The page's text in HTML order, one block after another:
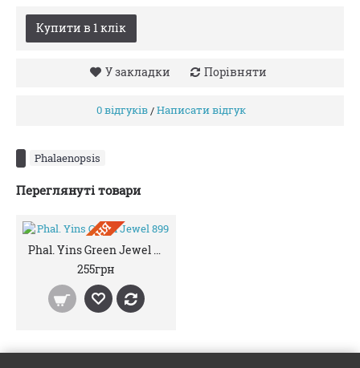
Купити в 1 клiк
У закладки Порівняти
0 відгуків/Написати відгук
Phalaenopsis
Переглянуті товари
ПIД ЗАМОВЛЕННЯ
Phal. Yins Green Jewel 899
255грн